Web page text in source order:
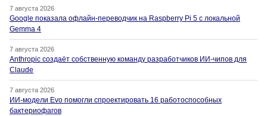
7 августа 2026
Google показала офлайн-переводчик на Raspberry Pi 5 с локальной
Gemma 4
7 августа 2026
Anthropic создаёт собственную команду разработчиков ИИ-чипов для
Claude
7 августа 2026
ИИ-модели Evo помогли спроектировать 16 работоспособных
бактериофагов